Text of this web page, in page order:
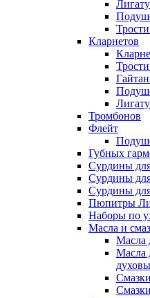
Кларнетов
Тромбонов
Флейт
Губных
Сурдины
Сурдины
Сурдины
Пюпитры
Наборы по
Масла и
Масла
Масла